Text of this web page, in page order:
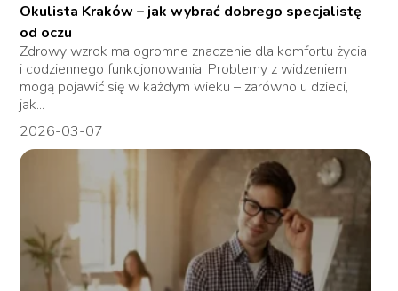
Okulista Kraków – jak wybrać dobrego specjalistę
od oczu
Zdrowy wzrok ma ogromne znaczenie dla komfortu życia
i codziennego funkcjonowania. Problemy z widzeniem
mogą pojawić się w każdym wieku – zarówno u dzieci,
jak...
2026-03-07